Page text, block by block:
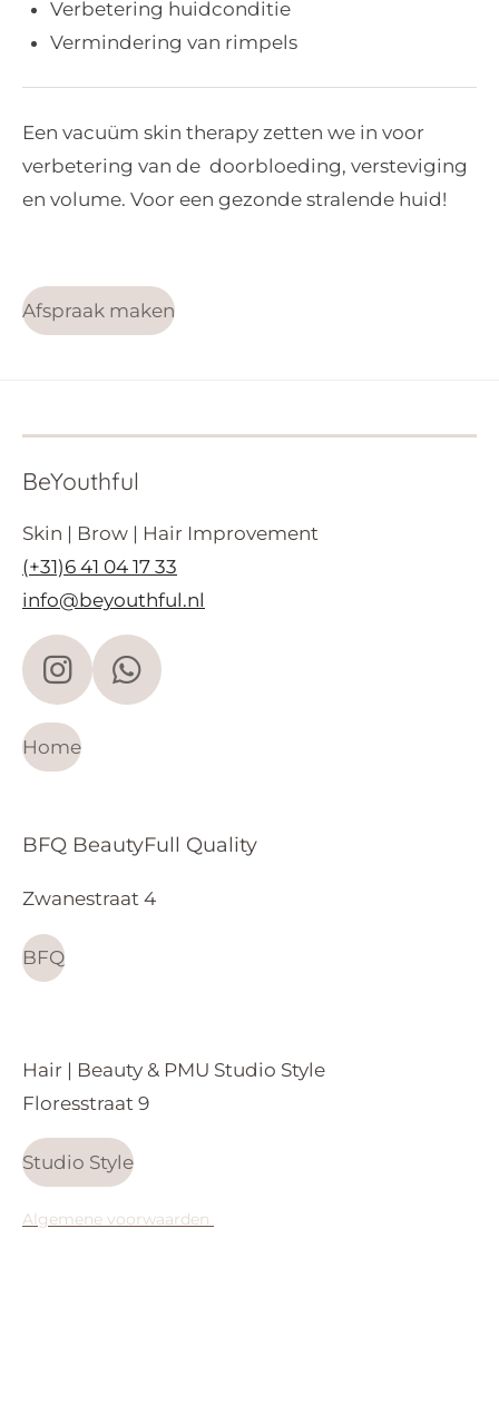
Verbetering huidconditie
Vermindering van rimpels
Een vacuüm skin therapy zetten we in voor
verbetering van de doorbloeding, versteviging
en volume. Voor een gezonde stralende huid!
Afspraak maken
BeYouthful
Skin | Brow | Hair Improvement
(+31)6 41 04 17 33
info@beyouthful.nl
I
n
s
g
m
W
A
p
Home
BFQ BeautyFull Quality
Zwanestraat 4
BFQ
Hair | Beauty & PMU Studio Style
Floresstraat 9
Studio Style
Algemene voorwaarden